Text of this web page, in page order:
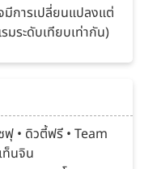
มีการเปลี่ยนแปลงแต่
มระดับเทียบเท่ากัน)
ฟุ • ดิวตี้ฟรี • Team
ท็นจิน